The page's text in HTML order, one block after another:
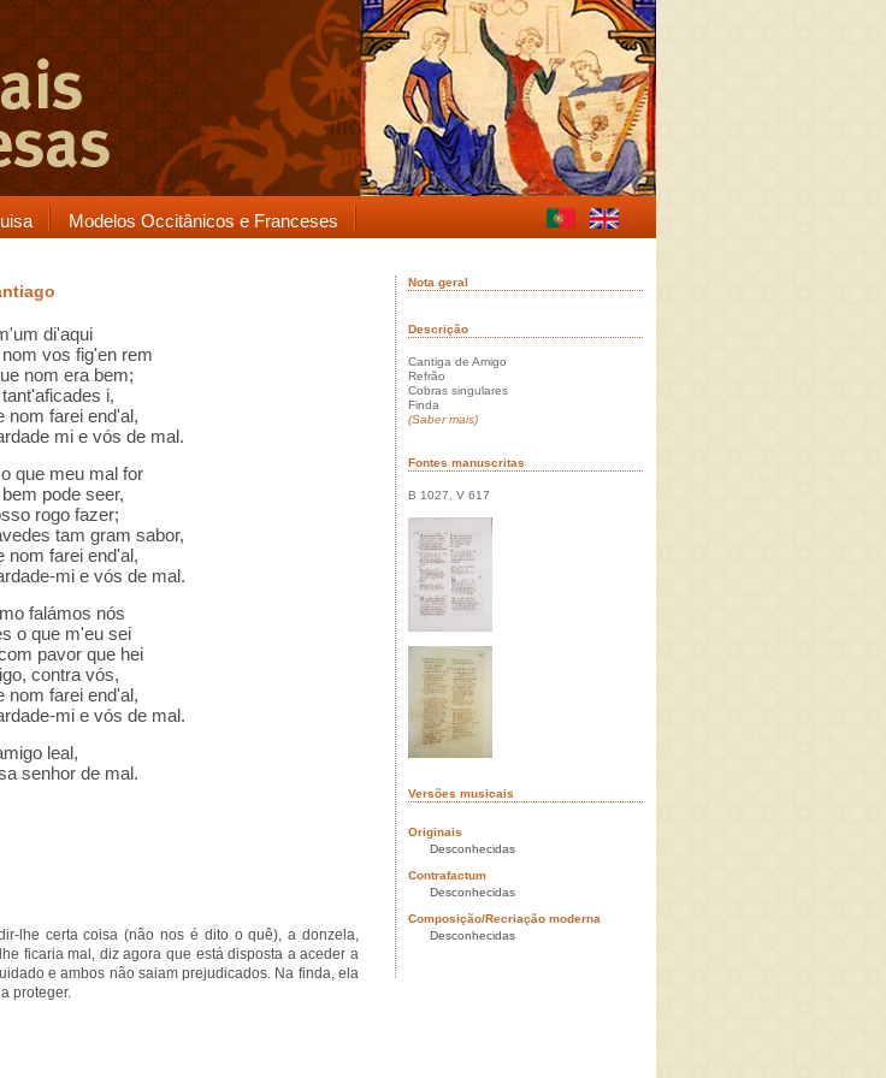
Modelos Occitânicos e Franceses
di'aqui
vos fig'en rem
nom era bem;
aficades i,
farei end'al,
mi e vós de mal.
que meu mal for
pode seer,
rogo fazer;
tam gram sabor,
farei end'al,
mi e vós de mal.
falámos nós
o que m'eu sei
pavor que hei
contra vós,
farei end'al,
mi e vós de mal.
leal,
senhor de mal.
lhe certa coisa (não nos é dito o quê), a donzela,
ficaria mal, diz agora que está disposta a aceder a
e ambos não saiam prejudicados. Na finda, ela
proteger.
Nota geral
Descrição
Cantiga de Amigo
Refrão
Cobras singulares
Finda
(Saber mais)
Fontes manuscritas
B 1027, V 617
Versões musicais
Originais
Desconhecidas
Contrafactum
Desconhecidas
Composição/Recriação moderna
Desconhecidas